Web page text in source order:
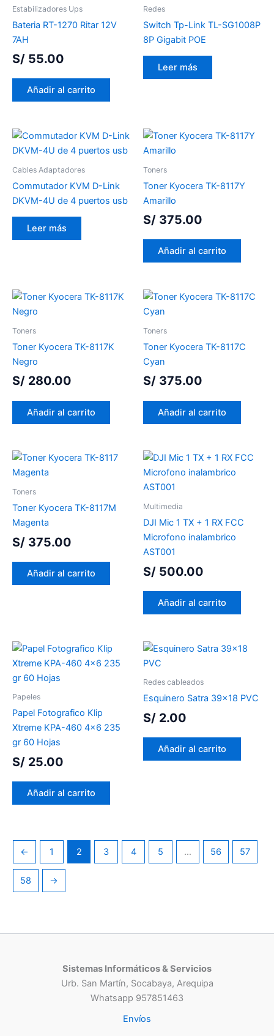
Estabilizadores Ups
Bateria RT-1270 Ritar 12V
7AH
S/ 55.00
Añadir al carrito
Redes
Switch Tp-Link TL-SG1008P
8P Gigabit POE
Leer más
Cables Adaptadores
Commutador KVM D-Link
DKVM-4U de 4 puertos usb
Leer más
Toners
Toner Kyocera TK-8117Y
Amarillo
S/ 375.00
Añadir al carrito
Toners
Toner Kyocera TK-8117K
Negro
S/ 280.00
Añadir al carrito
Toners
Toner Kyocera TK-8117C
Cyan
S/ 375.00
Añadir al carrito
Toners
Toner Kyocera TK-8117M
Magenta
S/ 375.00
Añadir al carrito
Multimedia
DJI Mic 1 TX + 1 RX FCC
Microfono inalambrico
AST001
S/ 500.00
Añadir al carrito
Papeles
Papel Fotografico Klip
Xtreme KPA-460 4×6 235
gr 60 Hojas
S/ 25.00
Añadir al carrito
Redes cableados
Esquinero Satra 39×18 PVC
S/ 2.00
Añadir al carrito
← 1 2 3 4 5 … 56 57
58 →
Sistemas Informáticos & Servicios
Urb. San Martín, Socabaya, Arequipa
Whatsapp 957851463
Envíos